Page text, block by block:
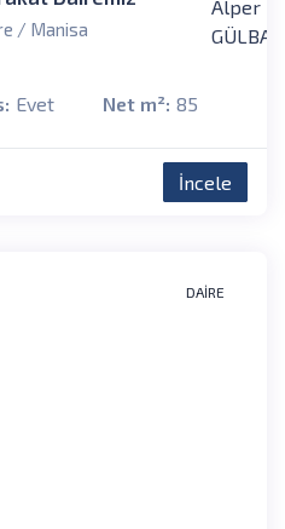
/ Manisa
Evet Net m²: 85
İncele
DAIRE